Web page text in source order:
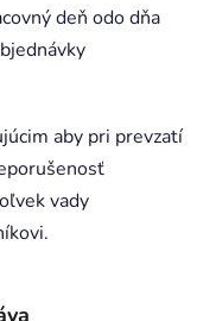
deň odo dňa
aby pri prevzatí
vady